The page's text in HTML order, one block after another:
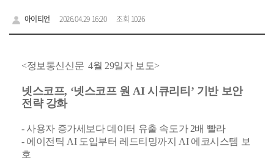
아이티언 2026.04.29 16:20 조회 1026
<정보통신신문 4월 29일자 보도>
넷스코프, ‘넷스코프 원 AI 시큐리티’ 기반 보안
전략 강화
- 사용자 증가세보다 데이터 유출 속도가 2배 빨라
- 에이전틱 AI 도입부터 레드티밍까지 AI 에코시스템 보
호